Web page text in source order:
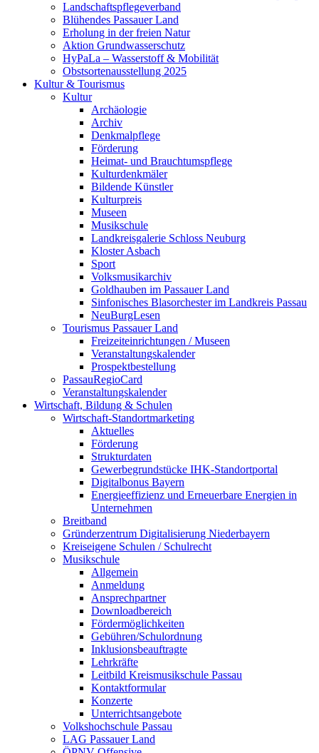
Landschaftspflegeverband
Blühendes Passauer Land
Erholung in der freien Natur
Aktion Grundwasserschutz
HyPaLa – Wasserstoff & Mobilität
Obstsortenausstellung 2025
Kultur & Tourismus
Kultur
Archäologie
Archiv
Denkmalpflege
Förderung
Heimat- und Brauchtumspflege
Kulturdenkmäler
Bildende Künstler
Kulturpreis
Museen
Musikschule
Landkreisgalerie Schloss Neuburg
Kloster Asbach
Sport
Volksmusikarchiv
Goldhauben im Passauer Land
Sinfonisches Blasorchester im Landkreis Passau
NeuBurgLesen
Tourismus Passauer Land
Freizeiteinrichtungen / Museen
Veranstaltungskalender
Prospektbestellung
PassauRegioCard
Veranstaltungskalender
Wirtschaft, Bildung & Schulen
Wirtschaft-Standortmarketing
Aktuelles
Förderung
Strukturdaten
Gewerbegrundstücke IHK-Standortportal
Digitalbonus Bayern
Energieeffizienz und Erneuerbare Energien in
Unternehmen
Breitband
Gründerzentrum Digitalisierung Niederbayern
Kreiseigene Schulen / Schulrecht
Musikschule
Allgemein
Anmeldung
Ansprechpartner
Downloadbereich
Fördermöglichkeiten
Gebühren/Schulordnung
Inklusionsbeauftragte
Lehrkräfte
Leitbild Kreismusikschule Passau
Kontaktformular
Konzerte
Unterrichtsangebote
Volkshochschule Passau
LAG Passauer Land